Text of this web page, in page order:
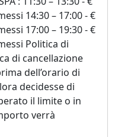
14:30 – 17:00 - €
17:00 – 19:30 - €
Politica di
di cancellazione
dell’orario di
decidesse di
il limite o in
verrà